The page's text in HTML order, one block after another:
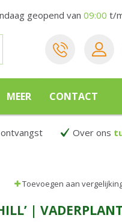
geopend van 09:00 t/
MEER CONTACT
Over ons
Toevoegen aan
|